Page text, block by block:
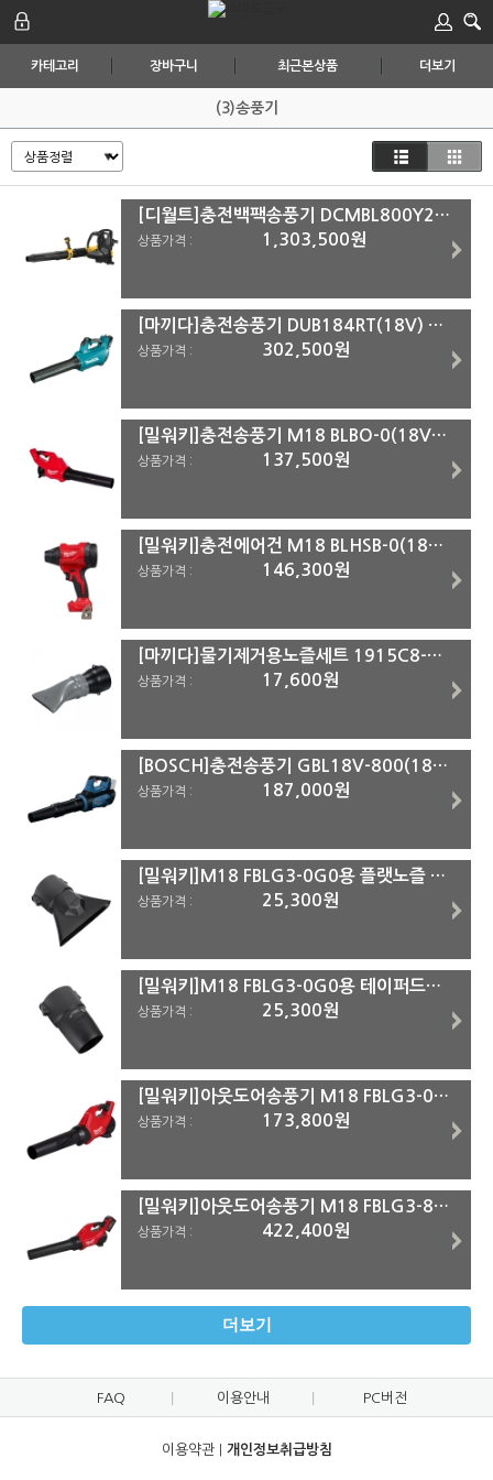
카테고리 장바구니 최근본상품 더보기
(3)송풍기
[디월트]충전백팩송풍기 DCMBL800Y2 #4.0Ah-2pack (개별배송)
상품가격 : 1,303,500원
[마끼다]충전송풍기 DUB184RT(18V) #5.0Ah-1pack
상품가격 : 302,500원
[밀워키]충전송풍기 M18 BLBO-0(18V) #본체
상품가격 : 137,500원
[밀워키]충전에어건 M18 BLHSB-0(18V) #본체
상품가격 : 146,300원
[마끼다]물기제거용노즐세트 1915C8-7(DUB184용)
상품가격 : 17,600원
[BOSCH]충전송풍기 GBL18V-800(18V)#본체
상품가격 : 187,000원
[밀워키]M18 FBLG3-0G0용 플랫노즐 204655006
상품가격 : 25,300원
[밀워키]M18 FBLG3-0G0용 테이퍼드노즐 204655005
상품가격 : 25,300원
[밀워키]아웃도어송풍기 M18 FBLG3-0G0(18V)#본체(착불)
상품가격 : 173,800원
[밀워키]아웃도어송풍기 M18 FBLG3-801(18V)#8.0Ah-1pack(착불)
상품가격 : 422,400원
더보기
FAQ 이용안내 PC버전
이용약관| 개인정보취급방침